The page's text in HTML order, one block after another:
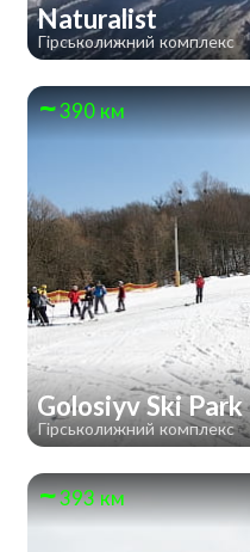
Naturalist
Гірськолижний комплекс
390 км
Golosiyv Ski Park
Гірськолижний комплекс
393 км